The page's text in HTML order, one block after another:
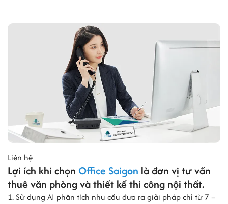
Liên hệ
Lợi ích khi chọn Office Saigon là đơn vị tư vấn
thuê văn phòng và thiết kế thi công nội thất.
1. Sử dụng AI phân tích nhu cầu đưa ra giải pháp chỉ từ 7 –